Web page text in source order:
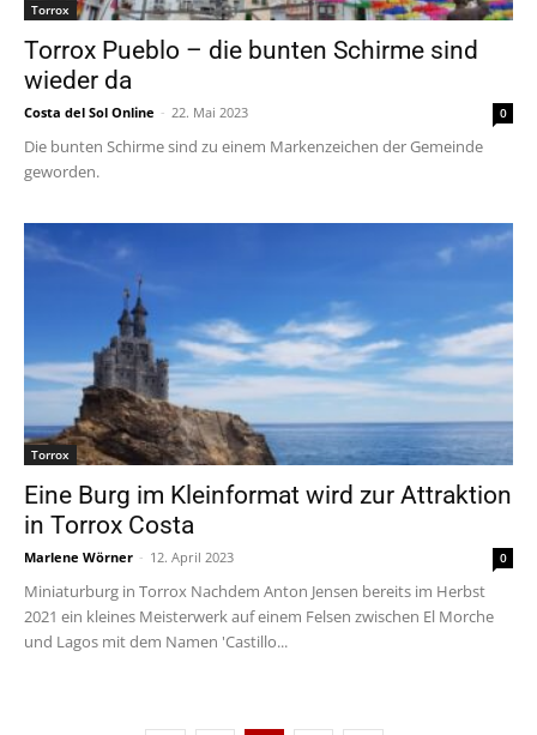
Torrox
Torrox Pueblo – die bunten Schirme sind
wieder da
Costa del Sol Online - 22. Mai 2023 0
Die bunten Schirme sind zu einem Markenzeichen der Gemeinde
geworden.
Torrox
Eine Burg im Kleinformat wird zur Attraktion
in Torrox Costa
Marlene Wörner - 12. April 2023 0
Miniaturburg in Torrox Nachdem Anton Jensen bereits im Herbst
2021 ein kleines Meisterwerk auf einem Felsen zwischen El Morche
und Lagos mit dem Namen 'Castillo...